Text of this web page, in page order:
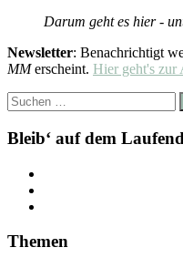
Darum geht es hier -
Newsletter: Benachrichtigt
MMerscheint. Hier geht's zur
Suchen
nach:
Bleib‘ auf dem
Themen